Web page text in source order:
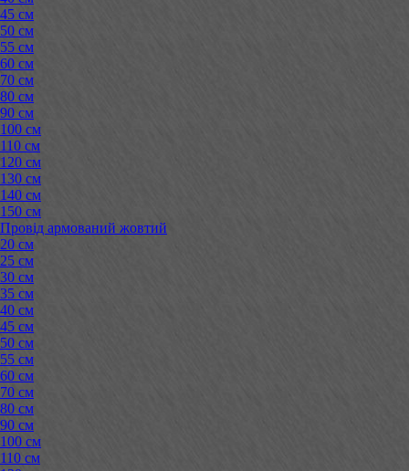
45 см
50 см
55 см
60 см
70 см
80 см
90 см
100 см
110 см
120 см
130 см
140 см
150 см
Провід армований жовтий
20 см
25 см
30 см
35 см
40 см
45 см
50 см
55 см
60 см
70 см
80 см
90 см
100 см
110 см